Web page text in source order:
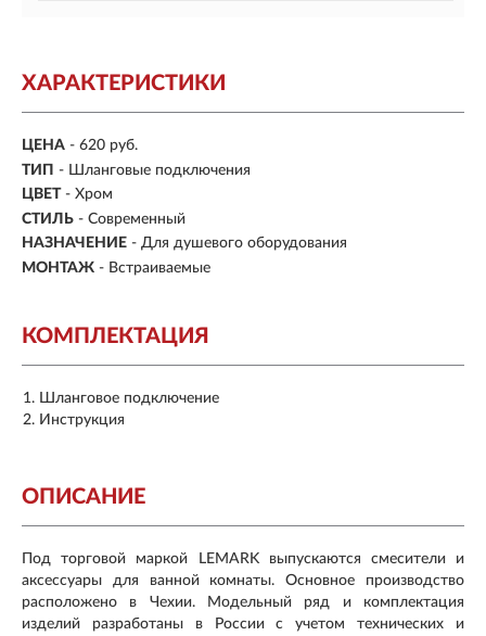
ХАРАКТЕРИСТИКИ
ЦЕНА - 620 руб.
ТИП - Шланговые подключения
ЦВЕТ - Хром
СТИЛЬ - Современный
НАЗНАЧЕНИЕ - Для душевого оборудования
МОНТАЖ - Встраиваемые
КОМПЛЕКТАЦИЯ
Шланговое подключение
Инструкция
ОПИСАНИЕ
Под торговой маркой LEMARK выпускаются смесители и
аксессуары для ванной комнаты. Основное производство
расположено в Чехии. Модельный ряд и комплектация
изделий разработаны в России с учетом технических и